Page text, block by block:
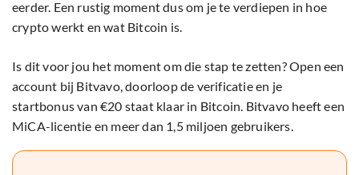
eerder. Een rustig moment dus om je te verdiepen in hoe
crypto werkt en wat Bitcoin is.
Is dit voor jou het moment om die stap te zetten? Open een
account bij Bitvavo, doorloop de verificatie en je
startbonus van €20 staat klaar in Bitcoin. Bitvavo heeft een
MiCA-licentie en meer dan 1,5 miljoen gebruikers.